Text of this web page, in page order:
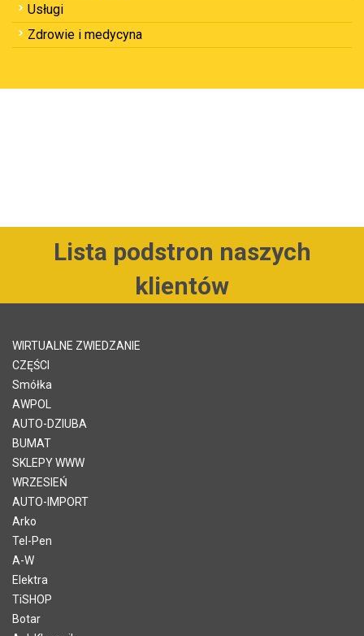
Usługi
Zdrowie i medycyna
Lista podstron naszych
klientów
WIRTUALNE ZWIEDZANIE
CZĘŚCI
Smółka
AWPOL
AUTO-DZIUBA
BUMAT
SKLEPY WWW
WRZESIEŃ
AUTO-IMPORT
Arko
Tel-Pen
A-W
Elektra
TiSHOP
Botar